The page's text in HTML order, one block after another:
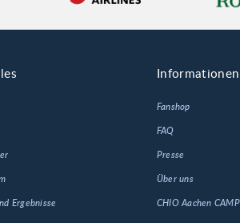
Ergebnisse
Informationen
Fanshop
FAQ
Presse
Über uns
CHIO Aachen